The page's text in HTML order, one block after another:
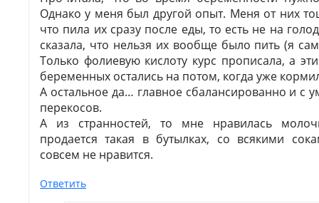
Однако у меня был другой опыт. Меня от них
что пила их сразу после еды, то есть не на
сказала, что нельзя их вообще было пить (я
Только фолиевую кислоту курс прописала, а
беременных остались на потом, когда уже
А остальное да… главное сбалансированно и с
перекосов.
А из странностей, то мне нравилась
продается такая в бутылках, со всякими
совсем не нравится.
Ответить